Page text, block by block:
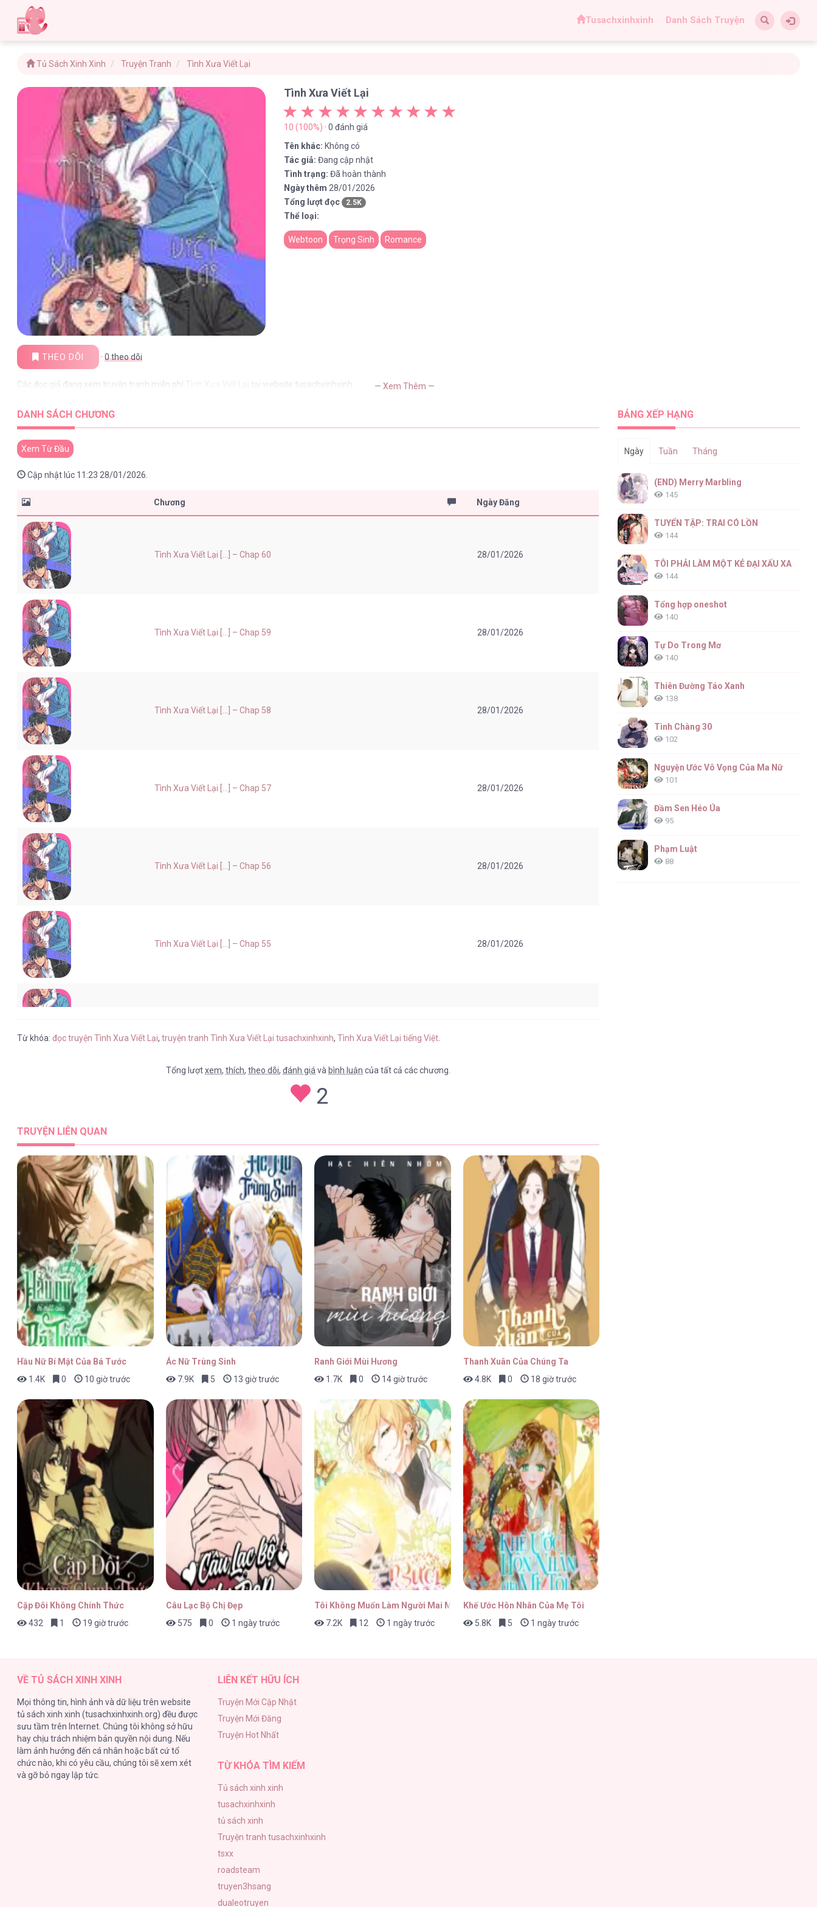
Tusachxinhxinh Danh Sách Truyện
Tủ Sách Xinh Xinh Truyện Tranh Tình Xưa Viết Lại
Tình Xưa Viết Lại
10 (100%) · 0 đánh giá
Tên khác: Không có
Tác giả: Đang cập nhật
Tình trạng: Đã hoàn thành
Ngày thêm 28/01/2026
Tổng lượt đọc
2.5K
Thể loại:
Webtoon Trọng Sinh Romance
THEO DÕI ·0theo dõi
Các đọc giả đang xem truyện tranh miễn phí Tình Xưa Viết Lại tại website tusachxinhxinh — Xem Thêm —
DANH SÁCH CHƯƠNG
Xem Từ Đầu
Cập nhật lúc 11:23 28/01/2026.
Chương Ngày Đăng
Tình Xưa Viết Lại [...] – Chap 60 28/01/2026
Tình Xưa Viết Lại [...] – Chap 59 28/01/2026
Tình Xưa Viết Lại [...] – Chap 58 28/01/2026
Tình Xưa Viết Lại [...] – Chap 57 28/01/2026
Tình Xưa Viết Lại [...] – Chap 56 28/01/2026
Tình Xưa Viết Lại [...] – Chap 55 28/01/2026
Tình Xưa Viết Lại [...] – Chap 52 28/01/2026
Tình Xưa Viết Lại [...] – Chap 51 28/01/2026
Tình Xưa Viết Lại [...] – Chap 50 28/01/2026
Tình Xưa Viết Lại [...] – Chap 49 28/01/2026
Tình Xưa Viết Lại [...] – Chap 48 28/01/2026
Tình Xưa Viết Lại [...] – Chap 47 28/01/2026
Tình Xưa Viết Lại [...] – Chap 45
Tình Xưa Viết Lại [...] – Chap 44
Từ khóa:đọc truyện Tình Xưa Viết Lại,truyện tranh Tình Xưa Viết Lại tusachxinhxinh,Tình Xưa Viết Lại tiếng Việt
Tổng lượtxem,thích,theo dõi,đánh giá vàbình luận của tất cả các chương.
2
TRUYỆN LIÊN QUAN
Hầu Nữ Bí Mật Của Bá Tước
1.4K
0 10 giờ trước
Ác Nữ Trùng Sinh
7.9K
5 13 giờ trước
Ranh Giới Mùi Hương
1.7K
0 14 giờ trước
Thanh Xuân Của Chúng Ta
4.8K
0 18 giờ trước
Cặp Đôi Không Chính Thức
432
1 19 giờ trước
Câu Lạc Bộ Chị Đẹp
575
0 1 ngày trước
Tôi Không Muốn Làm Người Mai Mối
7.2K
12 1 ngày trước
Khế Ước Hôn Nhân Của Mẹ Tôi
5.8K
5 1 ngày trước
BẢNG XẾP HẠNG
Ngày Tuần Tháng
(END) Merry Marbling
145
TUYỂN TẬP: TRAI CÓ LỒN
144
TÔI PHẢI LÀM MỘT KẺ ĐẠI XẤU XA
144
Tổng hợp oneshot
140
Tự Do Trong Mơ
140
Thiên Đường Táo Xanh
138
Tình Chàng 30
102
Nguyện Ước Vô Vọng Của Ma Nữ
101
Đầm Sen Héo Úa
95
Phạm Luật
88
VỀ TỦ SÁCH XINH XINH
Mọi thông tin, hình ảnh và dữ liệu trên website
tủ sách xinh xinh (tusachxinhxinh.org) đều được
sưu tầm trên Internet. Chúng tôi không sở hữu
hay chịu trách nhiệm bản quyền nội dung. Nếu
làm ảnh hưởng đến cá nhân hoặc bất cứ tổ
chức nào, khi có yêu cầu, chúng tôi sẽ xem xét
và gỡ bỏ ngay lập tức.
LIÊN KẾT HỮU ÍCH
Truyện Mới Cập Nhật
Truyện Mới Đăng
Truyện Hot Nhất
TỪ KHÓA TÌM KIẾM
Tủ sách xinh xinh
tusachxinhxinh
tủ sách xinh
Truyện tranh tusachxinhxinh
tsxx
roadsteam
truyen3hsang
dualeotruyen